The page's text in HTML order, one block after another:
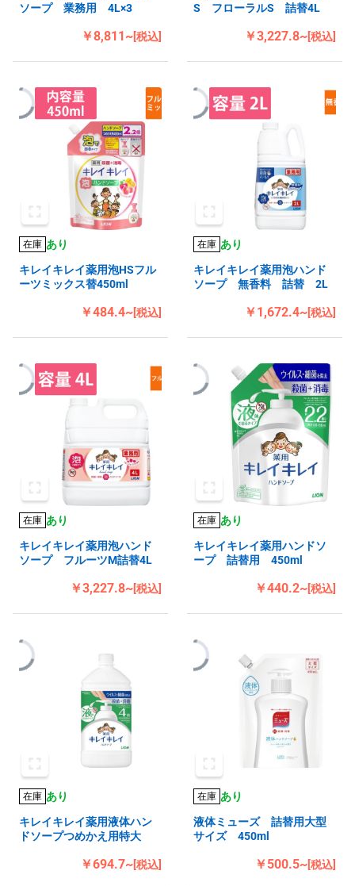
ソープ 業務用 4L×3
￥8,811~[税込]
S フローラルS 詰替4L
￥3,227.8~[税込]
在庫 あり
キレイキレイ薬用泡HSフル
ーツミックス替450ml
￥484.4~[税込]
在庫 あり
キレイキレイ薬用泡ハンド
ソープ 無香料 詰替 2L
￥1,672.4~[税込]
在庫 あり
キレイキレイ薬用泡ハンド
ソープ フルーツM詰替4L
￥3,227.8~[税込]
在庫 あり
キレイキレイ薬用ハンドソ
ープ 詰替用 450ml
￥440.2~[税込]
在庫 あり
キレイキレイ薬用液体ハン
ドソープつめかえ用特大
￥694.7~[税込]
在庫 あり
液体ミューズ 詰替用大型
サイズ 450ml
￥500.5~[税込]